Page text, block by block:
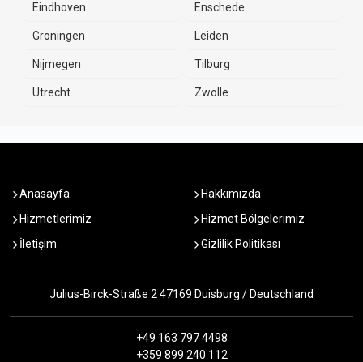
Eindhoven Enschede
Groningen Leiden
Nijmegen Tilburg
Utrecht Zwolle
Anasayfa
Hakkımızda
Hizmetlerimiz
Hizmet Bölgelerimiz
İletişim
Gizlilik Politikası
Julius-Birck-Straße 2 47169 Duisburg / Deutschland
+49 163 797 4498
+359 899 240 112